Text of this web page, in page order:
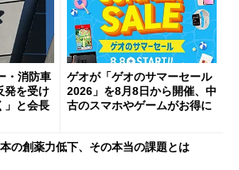
・消防車
発を受け
」と会長
ゲオが「ゲオのサマーセール
2026」を8月8日から開催、中
古のスマホやゲームがお得に
本の創薬力低下、その本当の課題とは